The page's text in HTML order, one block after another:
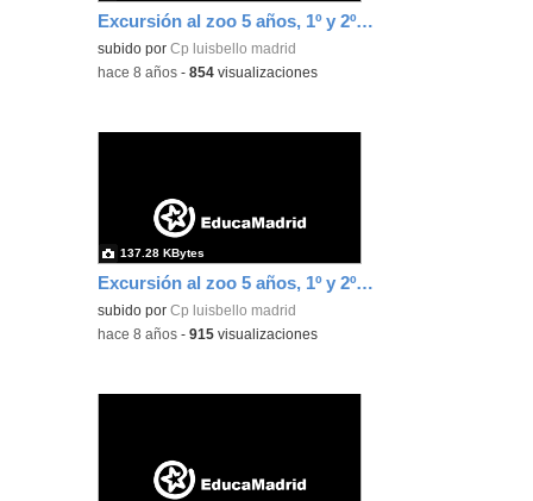
Excursión al zoo 5 años, 1º y 2º Luis Bello 35
subido porCp luisbello madrid
-hace 8 años -854 visualizaciones
Excursión al zoo 5 años, 1º y 2º Luis Bello 36
subido porCp luisbello madrid
137.28 KBytes
-hace 8 años -915 visualizaciones